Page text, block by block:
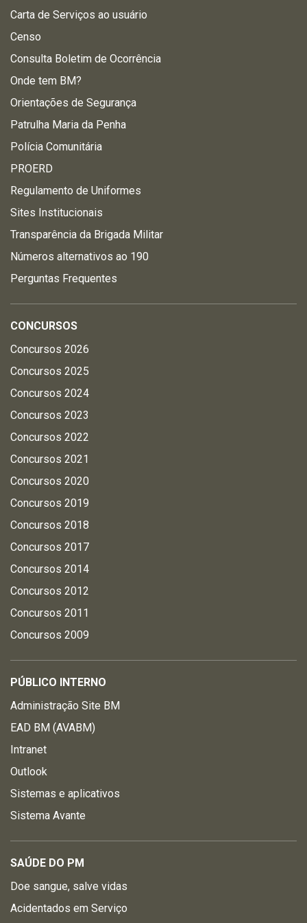
Carta de Serviços ao usuário
Censo
Consulta Boletim de Ocorrência
Onde tem BM?
Orientações de Segurança
Patrulha Maria da Penha
Polícia Comunitária
PROERD
Regulamento de Uniformes
Sites Institucionais
Transparência da Brigada Militar
Números alternativos ao 190
Perguntas Frequentes
CONCURSOS
Concursos 2026
Concursos 2025
Concursos 2024
Concursos 2023
Concursos 2022
Concursos 2021
Concursos 2020
Concursos 2019
Concursos 2018
Concursos 2017
Concursos 2014
Concursos 2012
Concursos 2011
Concursos 2009
PÚBLICO INTERNO
Administração Site BM
EAD BM (AVABM)
Intranet
Outlook
Sistemas e aplicativos
Sistema Avante
SAÚDE DO PM
Doe sangue, salve vidas
Acidentados em Serviço